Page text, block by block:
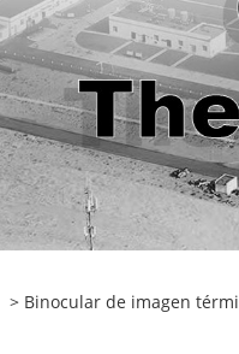
> Binocular de imagen